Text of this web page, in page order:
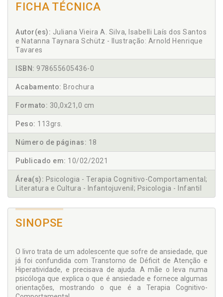
FICHA TÉCNICA
Autor(es): Juliana Vieira A. Silva, Isabelli Laís dos Santos
e Natanna Taynara Schütz - Ilustração: Arnold Henrique
Tavares
ISBN: 978655605436-0
Acabamento: Brochura
Formato: 30,0x21,0 cm
Peso: 113grs.
Número de páginas: 18
Publicado em: 10/02/2021
Área(s): Psicologia - Terapia Cognitivo-Comportamental;
Literatura e Cultura - Infantojuvenil; Psicologia - Infantil
SINOPSE
O livro trata de um adolescente que sofre de ansiedade, que
já foi confundida com Transtorno de Déficit de Atenção e
Hiperatividade, e precisava de ajuda. A mãe o leva numa
psicóloga que explica o que é ansiedade e fornece algumas
orientações, mostrando o que é a Terapia Cognitivo-